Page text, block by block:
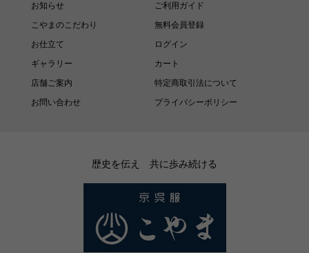
お知らせ
こやまのこだわり
お仕立て
ギャラリー
店舗ご案内
お問い合わせ
ご利用ガイド
無料会員登録
ログイン
カート
特定商取引法について
プライバシーポリシー
歴史を伝え 共に歩み続ける